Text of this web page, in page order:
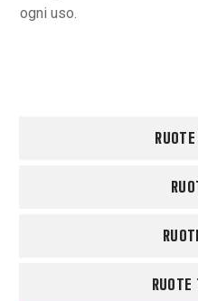
ogni uso.
RUOTE